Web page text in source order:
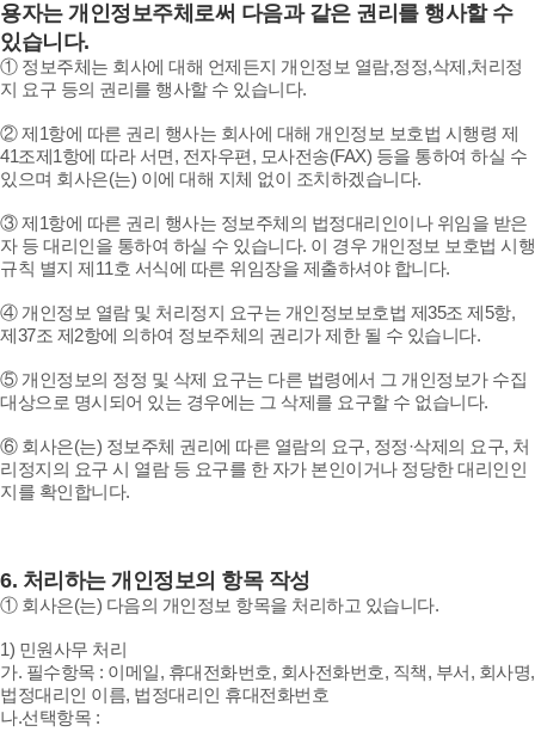
용자는 개인정보주체로써 다음과 같은 권리를 행사할 수
있습니다.
① 정보주체는 회사에 대해 언제든지 개인정보 열람,정정,삭제,처리정
지 요구 등의 권리를 행사할 수 있습니다.
② 제1항에 따른 권리 행사는 회사에 대해 개인정보 보호법 시행령 제
41조제1항에 따라 서면, 전자우편, 모사전송(FAX) 등을 통하여 하실 수
있으며 회사은(는) 이에 대해 지체 없이 조치하겠습니다.
③ 제1항에 따른 권리 행사는 정보주체의 법정대리인이나 위임을 받은
자 등 대리인을 통하여 하실 수 있습니다. 이 경우 개인정보 보호법 시행
규칙 별지 제11호 서식에 따른 위임장을 제출하셔야 합니다.
④ 개인정보 열람 및 처리정지 요구는 개인정보보호법 제35조 제5항,
제37조 제2항에 의하여 정보주체의 권리가 제한 될 수 있습니다.
⑤ 개인정보의 정정 및 삭제 요구는 다른 법령에서 그 개인정보가 수집
대상으로 명시되어 있는 경우에는 그 삭제를 요구할 수 없습니다.
⑥ 회사은(는) 정보주체 권리에 따른 열람의 요구, 정정·삭제의 요구, 처
리정지의 요구 시 열람 등 요구를 한 자가 본인이거나 정당한 대리인인
지를 확인합니다.
6. 처리하는 개인정보의 항목 작성
① 회사은(는) 다음의 개인정보 항목을 처리하고 있습니다.
1) 민원사무 처리
가. 필수항목 : 이메일, 휴대전화번호, 회사전화번호, 직책, 부서, 회사명,
법정대리인 이름, 법정대리인 휴대전화번호
나.선택항목 :